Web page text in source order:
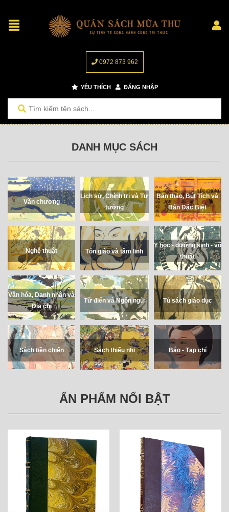
0972 873 962
YÊU THÍCH ĐĂNG NHẬP
DANH MỤC SÁCH
Văn chương
Lịch sử, Chính trị và Tư
tưởng
Bản thảo, Bút Tích và
Bản Đặc Biệt
Nghệ thuật Tôn giáo và tâm linh
Y học - dưỡng sinh - võ
thuật
Văn hóa, Danh nhân và
Địa chí
Từ điển và Ngôn ngữ Tủ sách giáo dục
Sách tiền chiến Sách thiếu nhi Báo - Tạp chí
ẤN PHẨM NỔI BẬT